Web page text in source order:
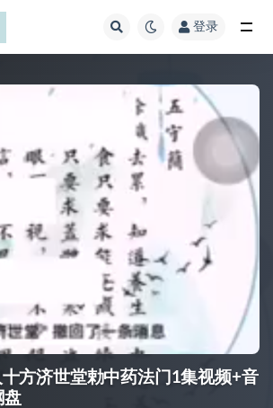
登录
方济世堂勅中药法门1集视频+音
盘